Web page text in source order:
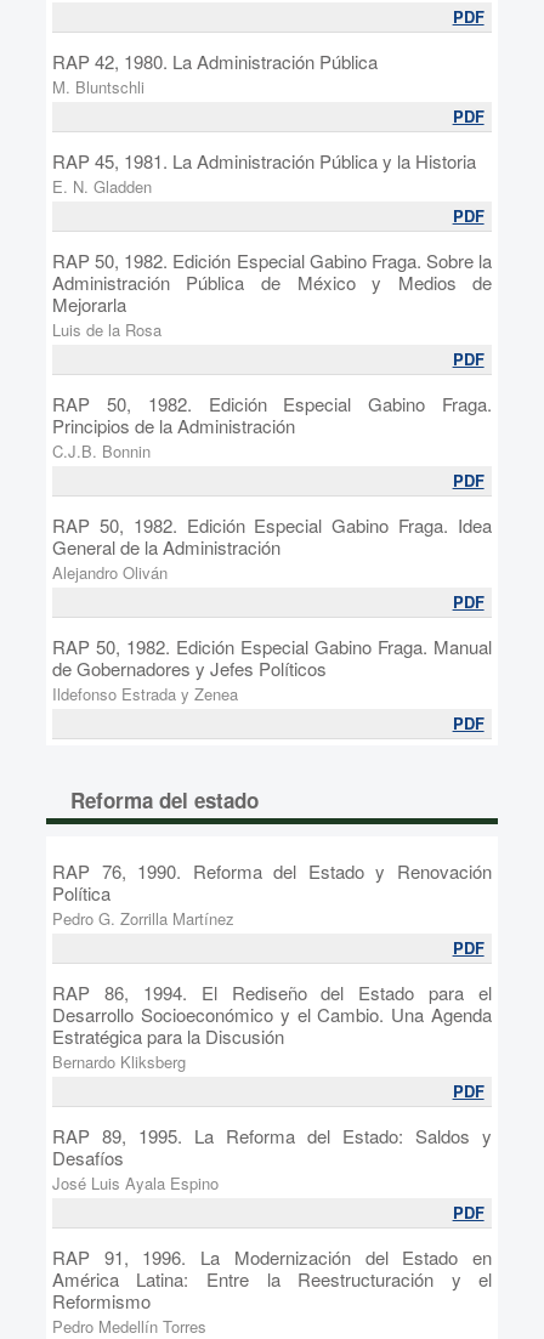
PDF
RAP 42, 1980. La Administración Pública
M. Bluntschli
PDF
RAP 45, 1981. La Administración Pública y la Historia
E. N. Gladden
PDF
RAP 50, 1982. Edición Especial Gabino Fraga. Sobre la
Administración Pública de México y Medios de
Mejorarla
Luis de la Rosa
PDF
RAP 50, 1982. Edición Especial Gabino Fraga.
Principios de la Administración
C.J.B. Bonnin
PDF
RAP 50, 1982. Edición Especial Gabino Fraga. Idea
General de la Administración
Alejandro Oliván
PDF
RAP 50, 1982. Edición Especial Gabino Fraga. Manual
de Gobernadores y Jefes Políticos
Ildefonso Estrada y Zenea
PDF
Reforma del estado
RAP 76, 1990. Reforma del Estado y Renovación
Política
Pedro G. Zorrilla Martínez
PDF
RAP 86, 1994. El Rediseño del Estado para el
Desarrollo Socioeconómico y el Cambio. Una Agenda
Estratégica para la Discusión
Bernardo Kliksberg
PDF
RAP 89, 1995. La Reforma del Estado: Saldos y
Desafíos
José Luis Ayala Espino
PDF
RAP 91, 1996. La Modernización del Estado en
América Latina: Entre la Reestructuración y el
Reformismo
Pedro Medellín Torres